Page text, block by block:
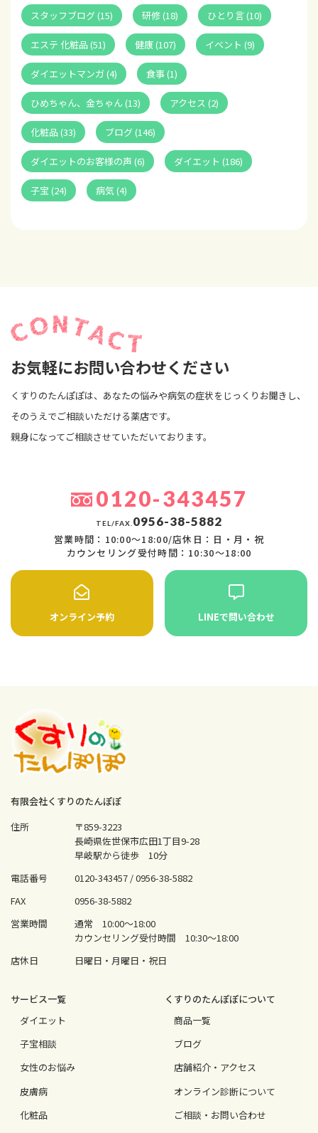
スタッフブログ (15) 研修 (18) ひとり言 (10)
エステ 化粧品 (51) 健康 (107) イベント (9)
ダイエットマンガ (4) 食事 (1)
ひめちゃん、金ちゃん (13) アクセス (2)
化粧品 (33) ブログ (146)
ダイエットのお客様の声 (6) ダイエット (186)
子宝 (24) 病気 (4)
お気軽にお問い合わせください
くすりのたんぽぽは、あなたの悩みや病気の症状をじっくりお聞きし、
そのうえでご相談いただける薬店です。
親身になってご相談させていただいております。
0120-343457
TEL/FAX. 0956-38-5882
営業時間：10:00〜18:00/店休日：日・月・祝
カウンセリング受付時間：10:30〜18:00
オンライン予約 LINEで問い合わせ
有限会社くすりのたんぽぽ
住所
〒859-3223
長崎県佐世保市広田1丁目9-28
早岐駅から徒歩 10分
電話番号
0120-343457 /0956-38-5882
FAX
0956-38-5882
営業時間
通常 10:00〜18:00
カウンセリング受付時間 10:30〜18:00
店休日
日曜日・月曜日・祝日
サービス⼀覧
ダイエット
⼦宝相談
⼥性のお悩み
⽪膚病
化粧品
くすりのたんぽぽについて
商品一覧
ブログ
店舗紹介・アクセス
オンライン診断について
ご相談・お問い合わせ